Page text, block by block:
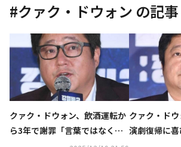
#クァク・ドウォン の記事
クァク・ドウォン、飲酒運転か
ら3年で謝罪「言葉ではなく、
クァク・ド
演劇復帰に